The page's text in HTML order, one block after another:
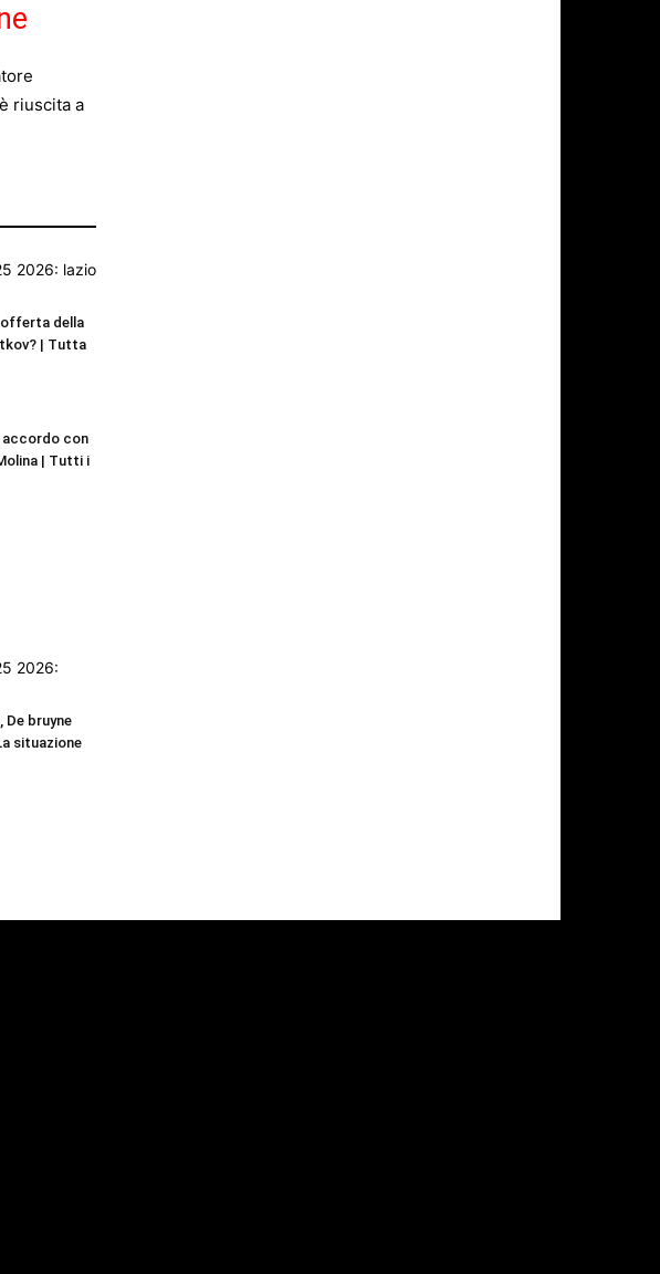
riuscita a
della
| Tutta
accordo con
| Tutti i
De bruyne
situazione